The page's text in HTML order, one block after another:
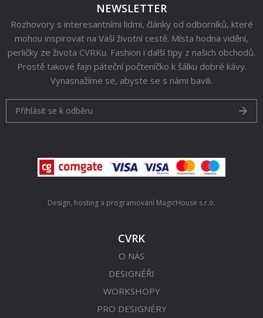
Design, hosting a programování MagicHouse s.r.o.
CVRK
O NÁS
DESIGNÉŘI
WORKSHOPY
PRO DESIGNÉRY
NEWSLETTER
Rozhovory s interesantními lidmi, články od odborníků, které
mohou inspirovat na Vaší životní cestě. Místa hodna vidění,
perličky ze života CVRKu. Fashion i další tipy z našich obchodů.
Prostě takové fajn páteční počteníčko k šálku dobré kávy.
Vynasnažíme se, abyste se s námi bavili.
Přihlásit se k odběru